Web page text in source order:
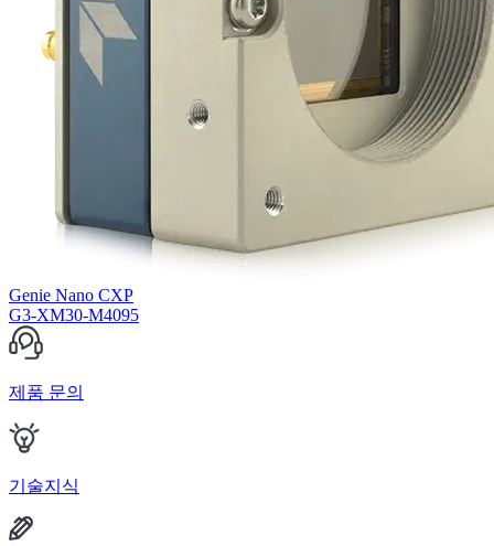
Genie Nano CXP
G3-XM30-M4095
제품 문의
기술지식